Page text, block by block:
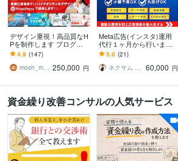
デザイン重視！高品質なH
Pを制作します ブログ機
能付き。SEOに強いHPを
制作します。
4.9 (147)
mosh_mosh 250,000 円
Meta広告(インスタ)運用
代行１ヶ月から行います
初期設定から運用まで完
全サポート致します！
5.0 (21)
ネクサム ／ 合同会社Nexum
60,000 円
資金繰り改善コンサルの人気サービス